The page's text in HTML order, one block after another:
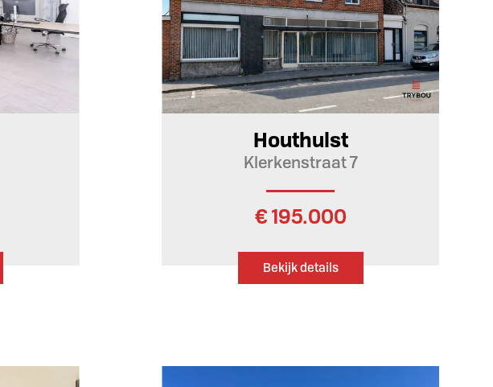
Houthulst
Klerkenstraat 7
€ 195.000
Bekijk details